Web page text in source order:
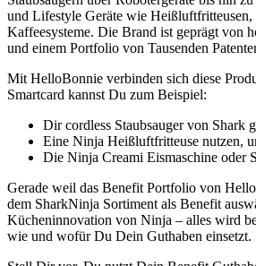
und Lifestyle Geräte wie
Kaffeesysteme. Die Brand ist geprägt von
und einem Portfolio von Tausenden
Mit HelloBonnie verbinden sich diese
Smartcard kannst Du zum Beispiel:
Dir cordless Staubsauger von Shark
Eine Ninja Heißluftfritteuse nutzen,
Die Ninja Creami Eismaschine oder
Gerade weil das Benefit Portfolio von
dem SharkNinja Sortiment als Benefit
Kücheninnovation von Ninja – alles wird
wie und wofür Du Dein Guthaben einsetzt.